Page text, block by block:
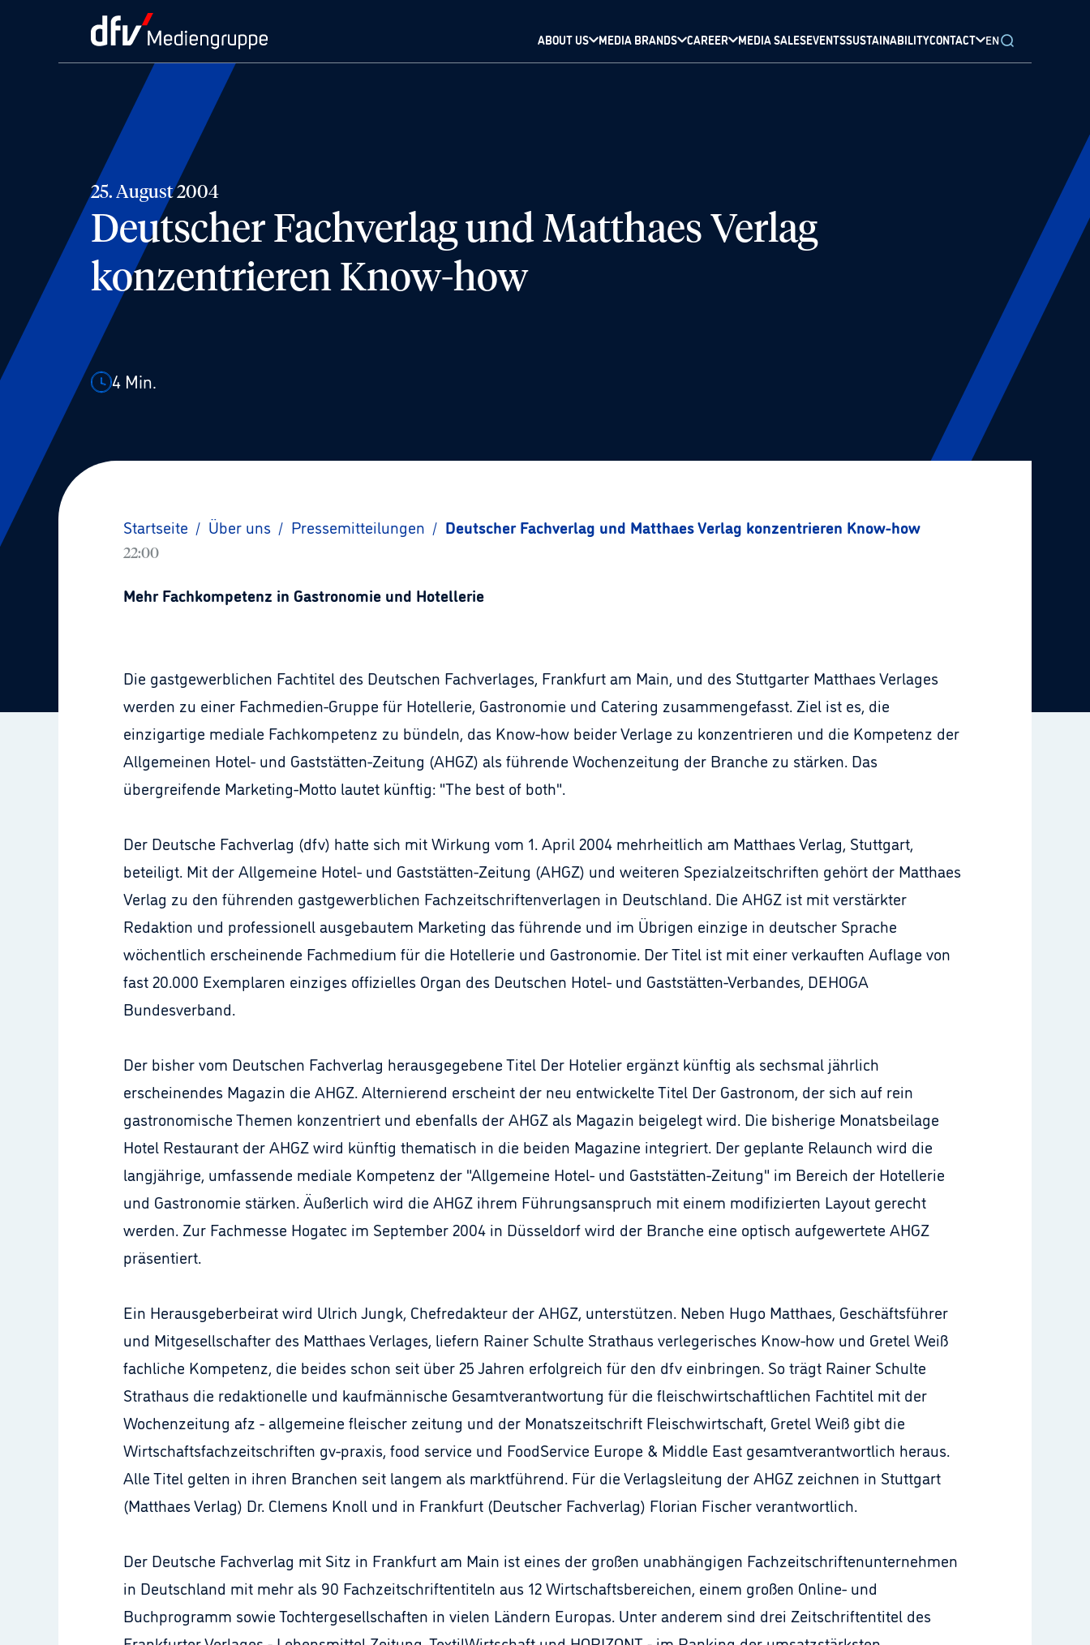
ABOUT US MEDIA BRANDS CAREER MEDIA SALESEVENTSSUSTAINABILITYCONTACT EN
25. August 2004
Deutscher Fachverlag und Matthaes Verlag
konzentrieren Know-how
4 Min.
Startseite / Über uns / Pressemitteilungen / Deutscher Fachverlag und Matthaes Verlag konzentrieren Know-how
22:00
Mehr Fachkompetenz in Gastronomie und Hotellerie
Die gastgewerblichen Fachtitel des Deutschen Fachverlages, Frankfurt am Main, und des Stuttgarter Matthaes Verlages
werden zu einer Fachmedien-Gruppe für Hotellerie, Gastronomie und Catering zusammengefasst. Ziel ist es, die
einzigartige mediale Fachkompetenz zu bündeln, das Know-how beider Verlage zu konzentrieren und die Kompetenz der
Allgemeinen Hotel- und Gaststätten-Zeitung (AHGZ) als führende Wochenzeitung der Branche zu stärken. Das
übergreifende Marketing-Motto lautet künftig: "The best of both".
Der Deutsche Fachverlag (dfv) hatte sich mit Wirkung vom 1. April 2004 mehrheitlich am Matthaes Verlag, Stuttgart,
beteiligt. Mit der Allgemeine Hotel- und Gaststätten-Zeitung (AHGZ) und weiteren Spezialzeitschriften gehört der Matthaes
Verlag zu den führenden gastgewerblichen Fachzeitschriftenverlagen in Deutschland. Die AHGZ ist mit verstärkter
Redaktion und professionell ausgebautem Marketing das führende und im Übrigen einzige in deutscher Sprache
wöchentlich erscheinende Fachmedium für die Hotellerie und Gastronomie. Der Titel ist mit einer verkauften Auflage von
fast 20.000 Exemplaren einziges offizielles Organ des Deutschen Hotel- und Gaststätten-Verbandes, DEHOGA
Bundesverband.
Der bisher vom Deutschen Fachverlag herausgegebene Titel Der Hotelier ergänzt künftig als sechsmal jährlich
erscheinendes Magazin die AHGZ. Alternierend erscheint der neu entwickelte Titel Der Gastronom, der sich auf rein
gastronomische Themen konzentriert und ebenfalls der AHGZ als Magazin beigelegt wird. Die bisherige Monatsbeilage
Hotel Restaurant der AHGZ wird künftig thematisch in die beiden Magazine integriert. Der geplante Relaunch wird die
langjährige, umfassende mediale Kompetenz der "Allgemeine Hotel- und Gaststätten-Zeitung" im Bereich der Hotellerie
und Gastronomie stärken. Äußerlich wird die AHGZ ihrem Führungsanspruch mit einem modifizierten Layout gerecht
werden. Zur Fachmesse Hogatec im September 2004 in Düsseldorf wird der Branche eine optisch aufgewertete AHGZ
präsentiert.
Ein Herausgeberbeirat wird Ulrich Jungk, Chefredakteur der AHGZ, unterstützen. Neben Hugo Matthaes, Geschäftsführer
und Mitgesellschafter des Matthaes Verlages, liefern Rainer Schulte Strathaus verlegerisches Know-how und Gretel Weiß
fachliche Kompetenz, die beides schon seit über 25 Jahren erfolgreich für den dfv einbringen. So trägt Rainer Schulte
Strathaus die redaktionelle und kaufmännische Gesamtverantwortung für die fleischwirtschaftlichen Fachtitel mit der
Wochenzeitung afz - allgemeine fleischer zeitung und der Monatszeitschrift Fleischwirtschaft, Gretel Weiß gibt die
Wirtschaftsfachzeitschriften gv-praxis, food service und FoodService Europe & Middle East gesamtverantwortlich heraus.
Alle Titel gelten in ihren Branchen seit langem als marktführend. Für die Verlagsleitung der AHGZ zeichnen in Stuttgart
(Matthaes Verlag) Dr. Clemens Knoll und in Frankfurt (Deutscher Fachverlag) Florian Fischer verantwortlich.
Der Deutsche Fachverlag mit Sitz in Frankfurt am Main ist eines der großen unabhängigen Fachzeitschriftenunternehmen
in Deutschland mit mehr als 90 Fachzeitschriftentiteln aus 12 Wirtschaftsbereichen, einem großen Online- und
Buchprogramm sowie Tochtergesellschaften in vielen Ländern Europas. Unter anderem sind drei Zeitschriftentitel des